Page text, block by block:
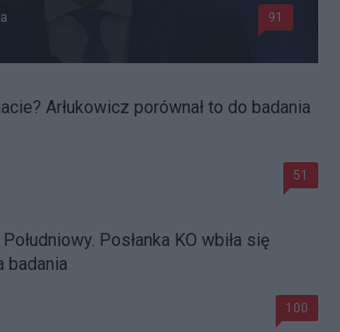
91
Arłukowicz porównał to do badania
51
Posłanka KO wbiła się
badania
100